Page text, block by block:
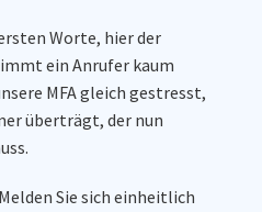
Worte, hier der
ein Anrufer kaum
MFA gleich gestresst,
überträgt, der nun
Sie sich einheitlich